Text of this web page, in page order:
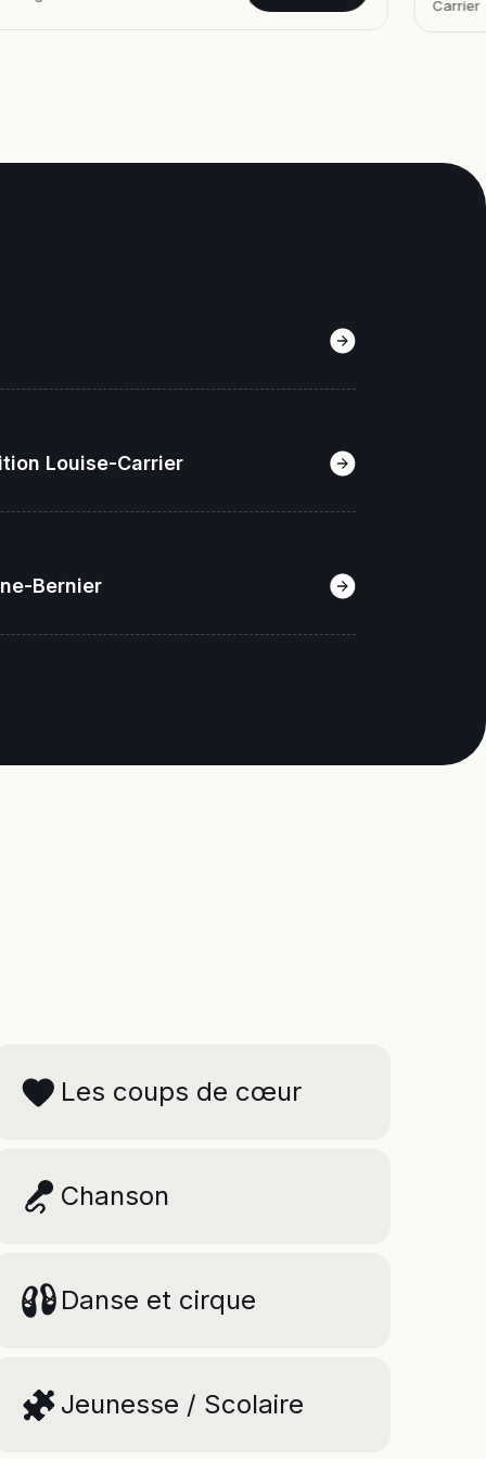
notre
Louise-Carrier
Bernier
Les coups de cœur
Chanson
Danse et cirque
Jeunesse / Scolaire